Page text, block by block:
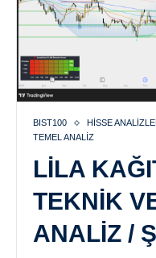
BIST100 HISSE
TEMEL ANALIZ
LILA
TEKNIK
ANALIZ /